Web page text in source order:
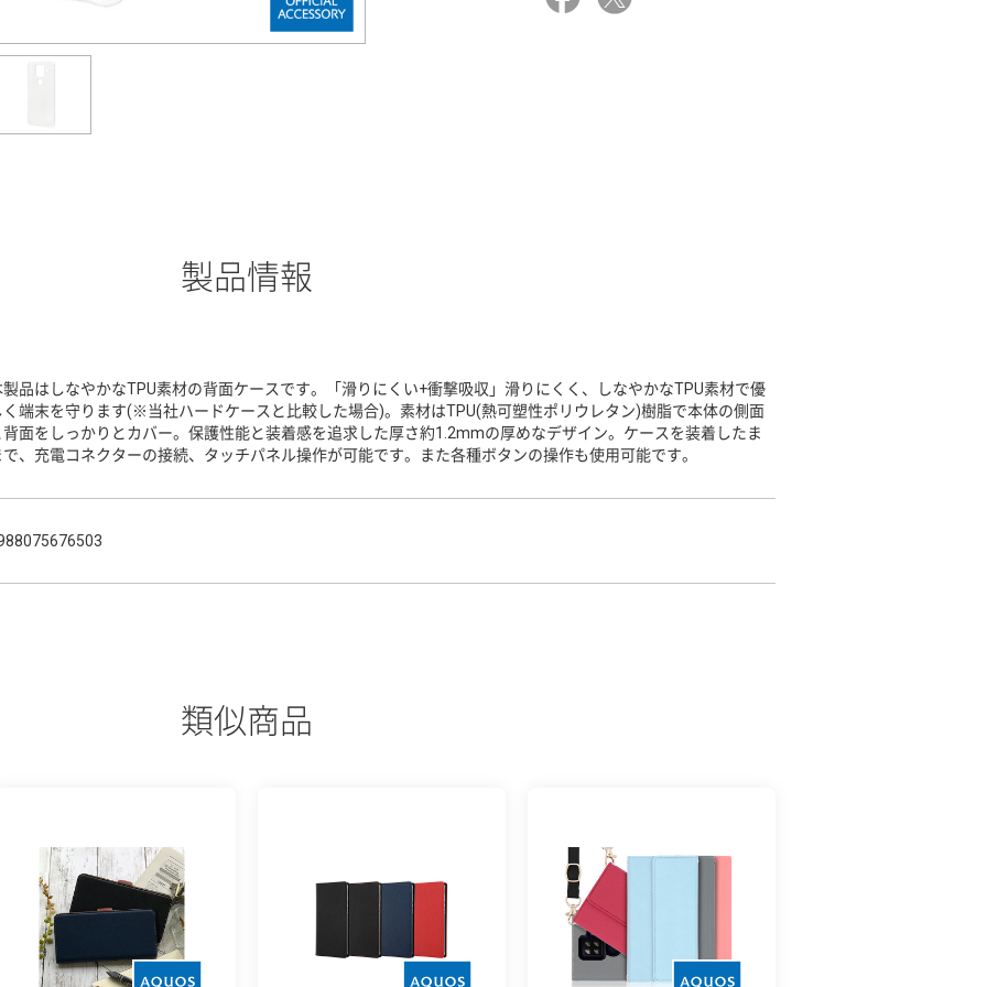
製品情報
製品はしなやかなTPU素材の背面ケースです。「滑りにくい+衝撃吸収」滑りにくく、しなやかなTPU素材で優
く端末を守ります(※当社ハードケースと比較した場合)。素材はTPU(熱可塑性ポリウレタン)樹脂で本体の側面
背面をしっかりとカバー。保護性能と装着感を追求した厚さ約1.2mmの厚めなデザイン。ケースを装着したま
で、充電コネクターの接続、タッチパネル操作が可能です。また各種ボタンの操作も使用可能です。
類似商品